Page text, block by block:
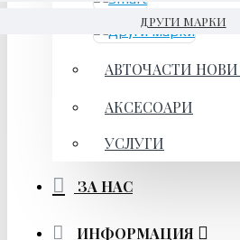
ДРУГИ МАРКИ
АВТОЧАСТИ НОВИ
АКСЕСОАРИ
УСЛУГИ
ЗА НАС
ИНФОРМАЦИЯ